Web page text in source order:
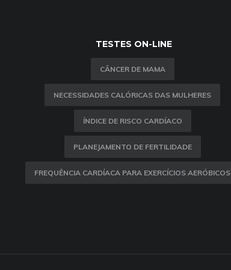
TESTES ON-LINE
CÂNCER DE MAMA
NECESSIDADES CALÓRICAS DAS MULHERES
ÍNDICE DE RISCO CARDÍACO
PLANEJAMENTO DE FERTILIDADE
FREQUÊNCIA CARDÍACA PARA EXERCÍCIOS AERÓBICOS